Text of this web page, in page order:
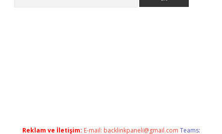
Reklam ve İletişim: E-mail: backlinkpaneli@gmail.com Teams: